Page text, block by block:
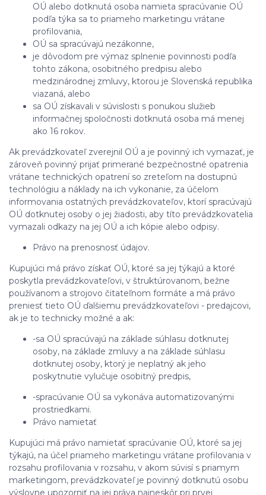
OÚ alebo dotknutá osoba namieta spracúvanie OÚ
podľa týka sa to priameho marketingu vrátane
profilovania,
OÚ sa spracúvajú nezákonne,
je dôvodom pre výmaz splnenie povinnosti podľa
tohto zákona, osobitného predpisu alebo
medzinárodnej zmluvy, ktorou je Slovenská republika
viazaná, alebo
sa OÚ získavali v súvislosti s ponukou služieb
informačnej spoločnosti dotknutá osoba má menej
ako 16 rokov.
Ak prevádzkovateľ zverejnil OÚ a je povinný ich vymazať, je
zároveň povinný prijať primerané bezpečnostné opatrenia
vrátane technických opatrení so zreteľom na dostupnú
technológiu a náklady na ich vykonanie, za účelom
informovania ostatných prevádzkovateľov, ktorí spracúvajú
OÚ dotknutej osoby o jej žiadosti, aby títo prevádzkovatelia
vymazali odkazy na jej OÚ a ich kópie alebo odpisy.
Právo na prenosnosť údajov.
Kupujúci má právo získať OÚ, ktoré sa jej týkajú a ktoré
poskytla prevádzkovateľovi, v štruktúrovanom, bežne
používanom a strojovo čitateľnom formáte a má právo
preniesť tieto OÚ ďalšiemu prevádzkovateľovi - predajcovi,
ak je to technicky možné a ak:
-sa OÚ spracúvajú na základe súhlasu dotknutej
osoby, na základe zmluvy a na základe súhlasu
dotknutej osoby, ktorý je neplatný ak jeho
poskytnutie vylučuje osobitný predpis,
-spracúvanie OÚ sa vykonáva automatizovanými
prostriedkami.
Právo namietať
Kupujúci má právo namietať spracúvanie OÚ, ktoré sa jej
týkajú, na účel priameho marketingu vrátane profilovania v
rozsahu profilovania v rozsahu, v akom súvisí s priamym
marketingom, prevádzkovateľ je povinný dotknutú osobu
výslovne upozorniť na jej práva najneskôr pri prvej